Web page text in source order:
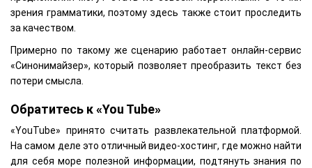
зрения грамматики, поэтому здесь также стоит проследить
за качеством.
Примерно по такому же сценарию работает онлайн-сервис
«Синонимайзер», который позволяет преобразить текст без
потери смысла.
Обратитесь к «You Tube»
«YouTube» принято считать развлекательной платформой.
На самом деле это отличный видео-хостинг, где можно найти
для себя море полезной информации, подтянуть знания по